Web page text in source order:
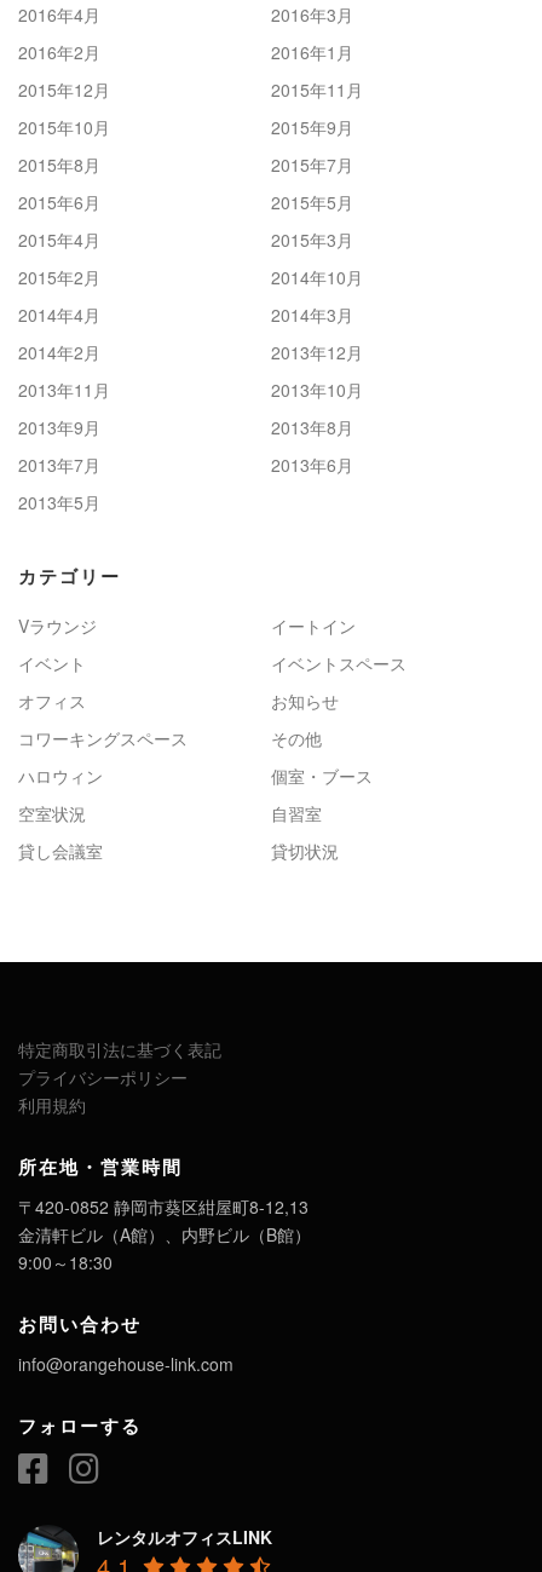
2016年4月
2016年3月
2016年2月
2016年1月
2015年12月
2015年11月
2015年10月
2015年9月
2015年8月
2015年7月
2015年6月
2015年5月
2015年4月
2015年3月
2015年2月
2014年10月
2014年4月
2014年3月
2014年2月
2013年12月
2013年11月
2013年10月
2013年9月
2013年8月
2013年7月
2013年6月
2013年5月
カテゴリー
Vラウンジ
イートイン
イベント
イベントスペース
オフィス
お知らせ
コワーキングスペース
その他
ハロウィン
個室・ブース
空室状況
自習室
貸し会議室
貸切状況
特定商取引法に基づく表記
プライバシーポリシー
利用規約
所在地・営業時間
〒420-0852 静岡市葵区紺屋町8-12,13
金清軒ビル（A館）、内野ビル（B館）
9:00～18:30
お問い合わせ
info@orangehouse-link.com
フォローする
レンタルオフィスLINK